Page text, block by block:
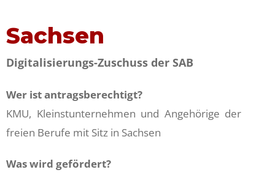
Sachsen
Digitalisierungs-Zuschuss der SAB
Wer ist antragsberechtigt?
KMU, Kleinstunternehmen und Angehörige der
freien Berufe mit Sitz in Sachsen
Was wird gefördert?